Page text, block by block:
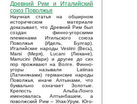
Древний Рим и Италийский
союз Поволжья
Научная статья на обширном
историческом материале
доказывает, что Древний Рим был
создан финно-угорскими
племенами Итильского союза
Поволжья (Идель, Булгар).
Италийские народы Vestini (Весь),
Marsi (Меря), Lucani (Люкане),
Marrucini (Мари) и другие до сих
пор проживают на Волге. Финно-
угоры называли Latinas
(Латинянами) германские народы
Поволжья, иначе Алтынами, что
буквально означает Золотые.
Крепость Альба-Лонго
именовалась Алтынбашем, а
поволжский Рим – Улак-Урум. Юго-